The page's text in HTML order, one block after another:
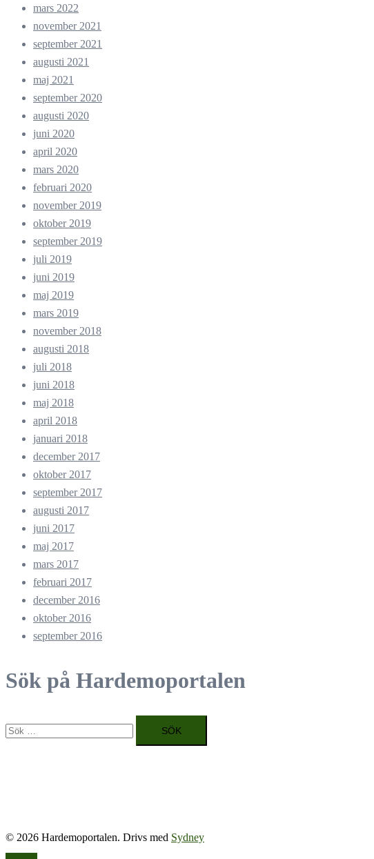
mars 2022
november 2021
september 2021
augusti 2021
maj 2021
september 2020
augusti 2020
juni 2020
april 2020
mars 2020
februari 2020
november 2019
oktober 2019
september 2019
juli 2019
juni 2019
maj 2019
mars 2019
november 2018
augusti 2018
juli 2018
juni 2018
maj 2018
april 2018
januari 2018
december 2017
oktober 2017
september 2017
augusti 2017
juni 2017
maj 2017
mars 2017
februari 2017
december 2016
oktober 2016
september 2016
Sök på Hardemoportalen
Sök
efter:
© 2026 Hardemoportalen. Drivs med Sydney